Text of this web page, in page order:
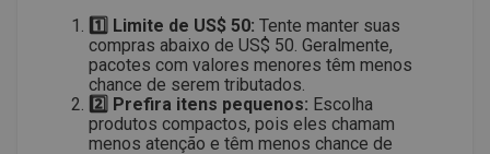
1️⃣ Limite de US$ 50: Tente manter suas
compras abaixo de US$ 50. Geralmente,
pacotes com valores menores têm menos
chance de serem tributados.
2️⃣ Prefira itens pequenos: Escolha
produtos compactos, pois eles chamam
menos atenção e têm menos chance de